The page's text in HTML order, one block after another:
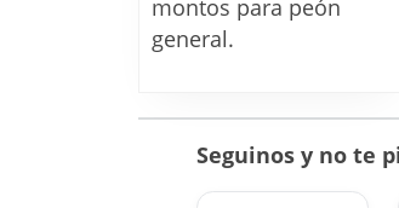
montos para peón
general.
Seguinos y no te